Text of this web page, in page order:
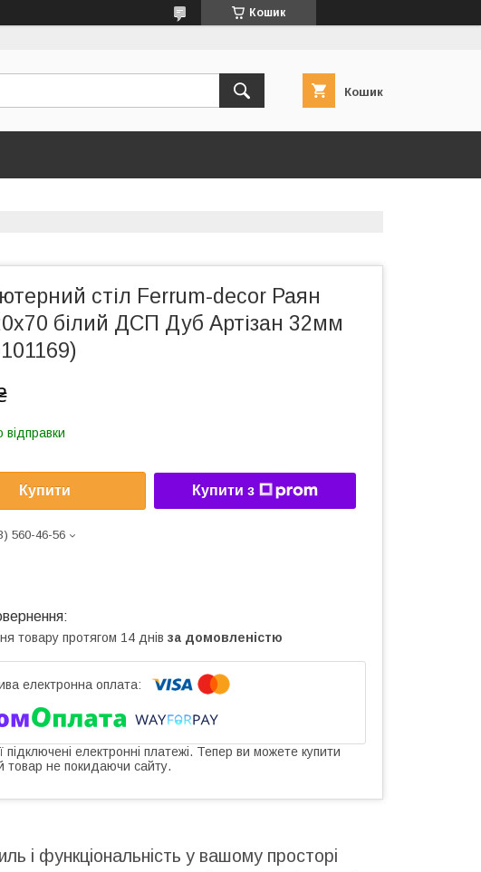
Кошик
Кошик
стіл Ferrum-decor Раян
білий ДСП Дуб Артізан 32мм
відправки
Купити Купити з
560-46-56
товару протягом 14 днів за домовленістю
підключені електронні платежі. Тепер ви можете купити
товар не покидаючи сайту.
і функціональність у вашому просторі